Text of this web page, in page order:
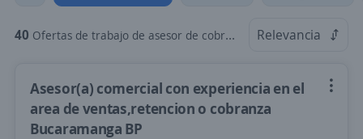
40 Ofertas de trabajo de asesor de cobranzas en Santander Relevancia
Asesor(a) comercial con experiencia en el
area de ventas,retencion o cobranza
Bucaramanga BP